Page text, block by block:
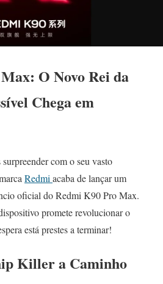
O Novo Rei da
Chega em
com o seu vasto
Redmi acaba de lançar um
oficial do Redmi K90 Pro Max.
promete revolucionar o
está prestes a terminar!
Killer a Caminho